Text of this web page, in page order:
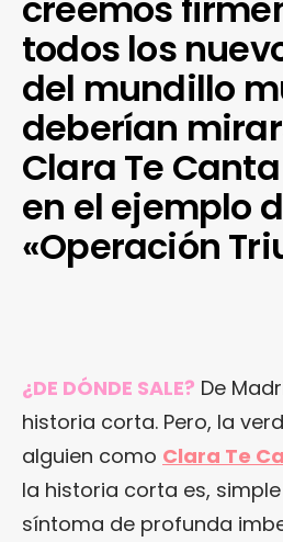
todos los
del mundillo
deberían
Clara Te
en el ejemplo
«Operación
¿DE DÓNDE SALE? De
historia corta. Pero, la
alguien como Clara Te
la historia corta es,
síntoma de profunda